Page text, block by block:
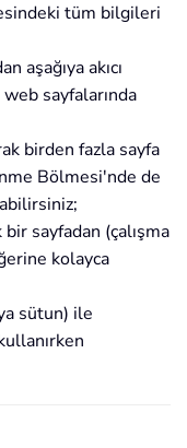
tüm bilgileri
aşağıya akıcı
web sayfalarında
birden fazla sayfa
Bölmesi'nde de
sayfadan (çalışma
kolayca
sütun) ile